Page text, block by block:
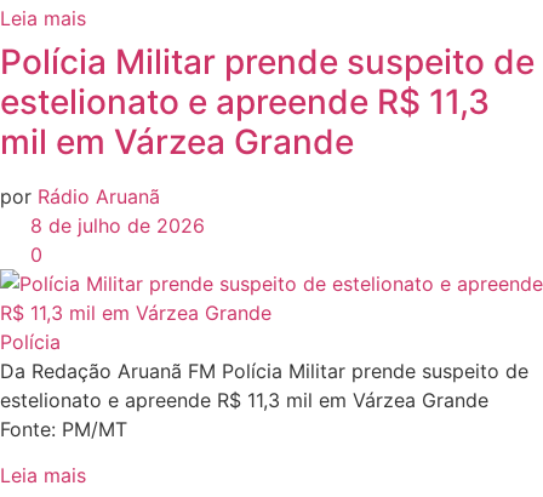
Leia mais
Polícia Militar prende suspeito de
estelionato e apreende R$ 11,3
mil em Várzea Grande
por Rádio Aruanã
8 de julho de 2026
0
Polícia
Da Redação Aruanã FM Polícia Militar prende suspeito de
estelionato e apreende R$ 11,3 mil em Várzea Grande
Fonte: PM/MT
Leia mais